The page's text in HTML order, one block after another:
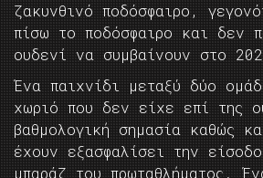
ζακυνθινό ποδόσφαιρο,
πίσω το ποδόσφαιρο και δεν
ουδενί να συμβαίνουν στο
Ένα παιχνίδι μεταξύ δύο
χωριό που δεν είχε επί της
βαθμολογική σημασία καθώς
έχουν εξασφαλίσει την
μπαράζ του πρωταθλήματος.